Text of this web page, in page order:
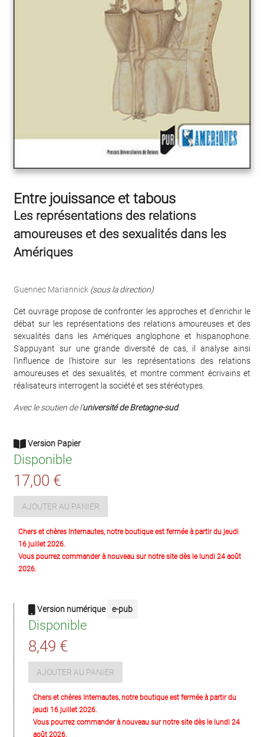
Entre jouissance et tabous
Les représentations des relations
amoureuses et des sexualités dans les
Amériques
Guennec Mariannick (sous la direction)
Cet ouvrage propose de confronter les approches et d'enrichir le
débat sur les représentations des relations amoureuses et des
sexualités dans les Amériques anglophone et hispanophone.
S'appuyant sur une grande diversité de cas, il analyse ainsi
l'influence de l'histoire sur les représentations des relations
amoureuses et des sexualités, et montre comment écrivains et
réalisateurs interrogent la société et ses stéréotypes.
Avec le soutien de l'université de Bretagne-sud.
Version Papier
Disponible
17,00 €
AJOUTER AU PANIER
Chers et chères Internautes, notre boutique est fermée à partir du jeudi
16 juillet 2026.
Vous pourrez commander à nouveau sur notre site dès le lundi 24 août
2026.
Version numérique e-pub
Disponible
8,49 €
AJOUTER AU PANIER
Chers et chères Internautes, notre boutique est fermée à partir du
jeudi 16 juillet 2026.
Vous pourrez commander à nouveau sur notre site dès le lundi 24
août 2026.